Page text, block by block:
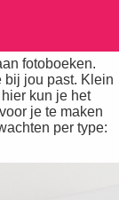
fotoboeken.
bij jou past. Klein
kun je het
je te maken
per type: